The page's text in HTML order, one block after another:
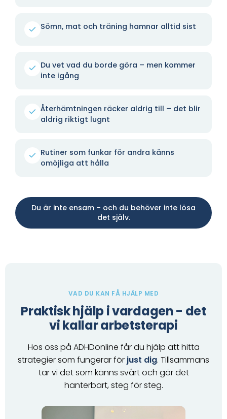
Sömn, mat och träning hamnar alltid sist
Du vet vad du borde göra – men kommer
inte igång
Återhämtningen räcker aldrig till – det blir
aldrig riktigt lugnt
Rutiner som funkar för andra känns
omöjliga att hålla
Du är inte ensam – och du behöver inte lösa
det själv.
VAD DU KAN FÅ HJÄLP MED
Praktisk hjälp i vardagen - det
vi kallar arbetsterapi
Hos oss på ADHDonline får du hjälp att hitta
strategier som fungerar för just dig. Tillsammans
tar vi det som känns svårt och gör det
hanterbart, steg för steg.